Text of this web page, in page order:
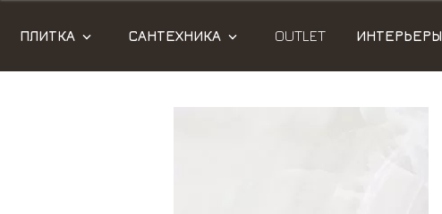
ПЛИТКА САНТЕХНИКА OUTLET ИНТЕРЬЕРЫ